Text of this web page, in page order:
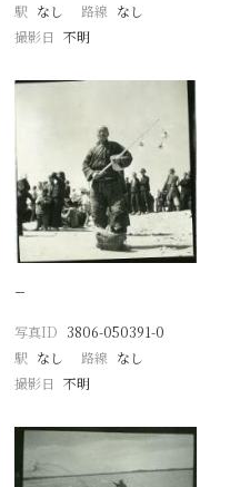
駅 なし 路線 なし
撮影日 不明
−
写真ID 3806-050391-0
駅 なし 路線 なし
撮影日 不明